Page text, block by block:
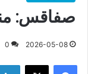
صفاقس:
2026-05-08
0
فيسبوك X